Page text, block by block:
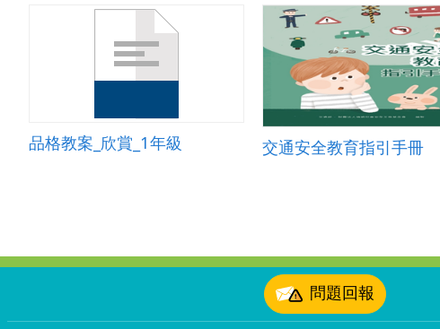
品格教案_欣賞_1年級 交通安全教育指引手冊
問題回報